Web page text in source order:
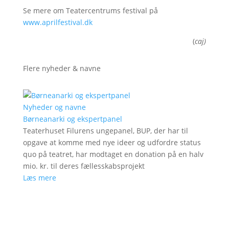
Se mere om Teatercentrums festival på
www.aprilfestival.dk
(caj)
Flere nyheder & navne
Nyheder og navne
Børneanarki og ekspertpanel
Teaterhuset Filurens ungepanel, BUP, der har til
opgave at komme med nye ideer og udfordre status
quo på teatret, har modtaget en donation på en halv
mio. kr. til deres fællesskabsprojekt
Læs mere